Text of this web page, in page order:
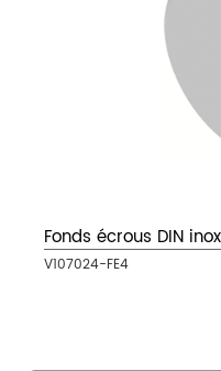
Fonds écrous DIN
V107024-FE4